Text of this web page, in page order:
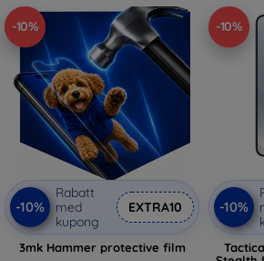
-10%
-10%
Rabatt
med
kupong
EXTRA10
3mk Hammer protective film
-10%
-10%